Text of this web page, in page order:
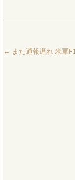
← また通報遅れ 米軍